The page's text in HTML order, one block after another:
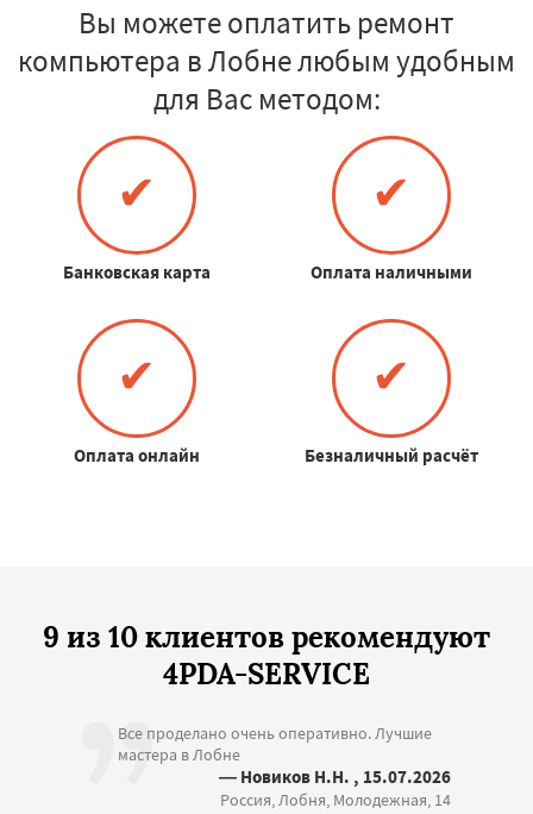
Вы можете оплатить ремонт
компьютера в Лобне любым удобным
для Вас методом:
✔
Банковская карта
✔
Оплата наличными
✔
Оплата онлайн
✔
Безналичный расчёт
9 из 10 клиентов рекомендуют
4PDA-SERVICE
Все проделано очень оперативно. Лучшие
мастера в Лобне
— Новиков Н.Н. , 15.07.2026
Россия, Лобня, Молодежная, 14